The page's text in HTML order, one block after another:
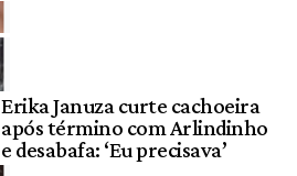
Erika Januza curte cachoeira
após término com Arlindinho
e desabafa: ‘Eu precisava’